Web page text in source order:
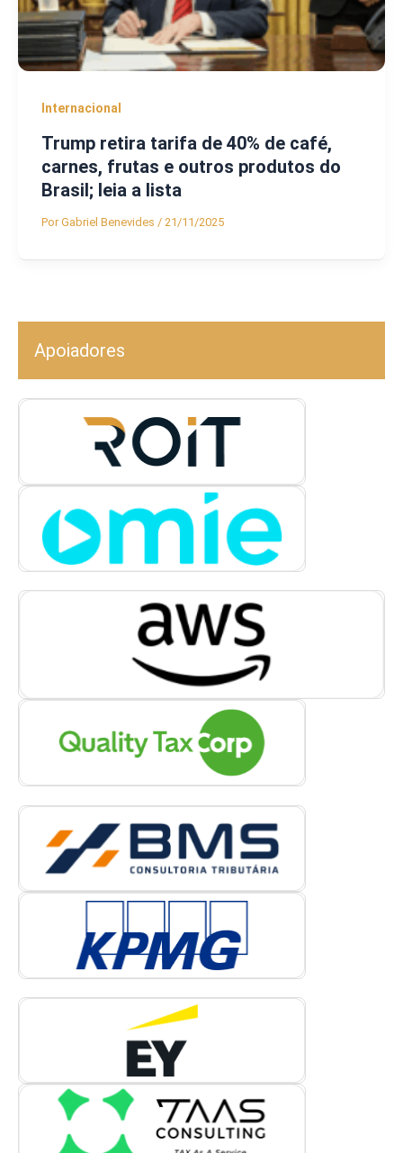
Internacional
Trump retira tarifa de 40% de café,
carnes, frutas e outros produtos do
Brasil; leia a lista
PorGabriel Benevides / 21/11/2025
Apoiadores